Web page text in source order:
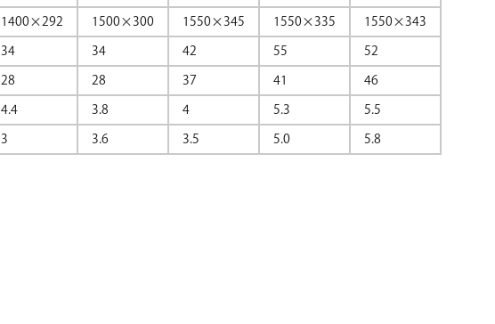
1400×292 1500×300 1550×345 1550×335 1550×343
34 34 42 55 52
28 28 37 41 46
4.4 3.8 4 5.3 5.5
3 3.6 3.5 5.0 5.8